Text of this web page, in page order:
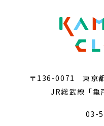
〒136-0071 東京都
JR総武線「
03-